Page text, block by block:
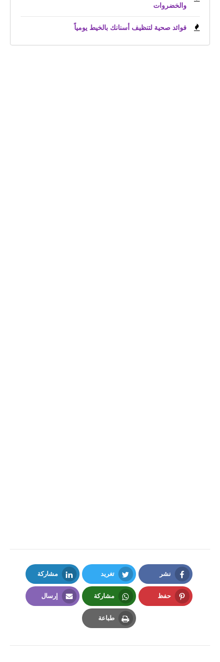
والخضروات
فوائد صحية لتنظيف أسنانك بالخيط يومياً
نشر
Facebook
تغريد
Twitter
مشاركة
LinkedIn
حفظ مشاركة
Whatsapp
إرسال
طباعة